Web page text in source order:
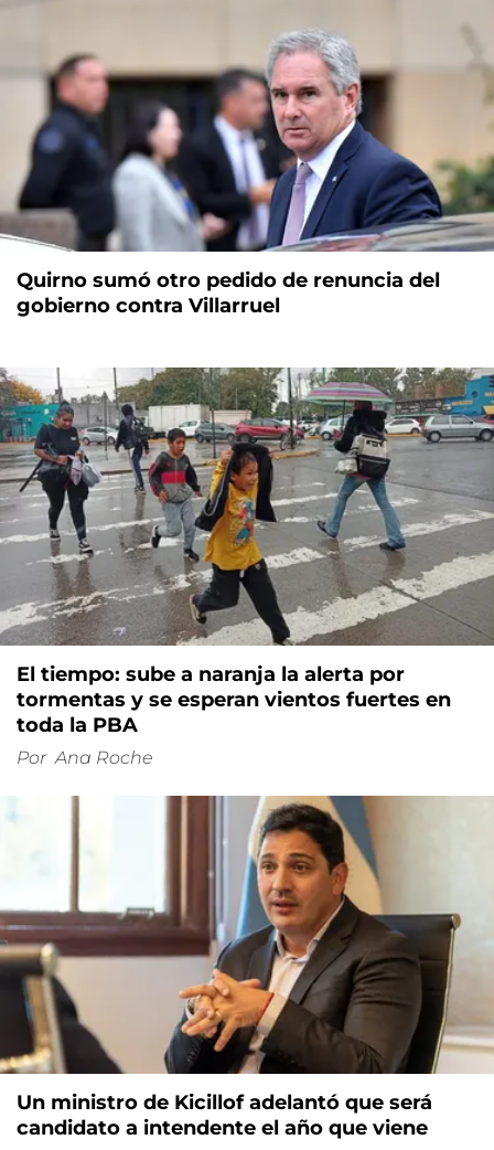
Quirno sumó otro pedido de renuncia del
gobierno contra Villarruel
El tiempo: sube a naranja la alerta por
tormentas y se esperan vientos fuertes en
toda la PBA
Por Ana Roche
Un ministro de Kicillof adelantó que será
candidato a intendente el año que viene